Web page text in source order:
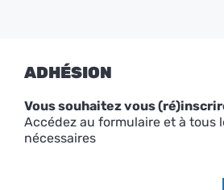
ADHÉSION
Vous souhaitez vous
Accédez au formulaire et à tous
nécessaires